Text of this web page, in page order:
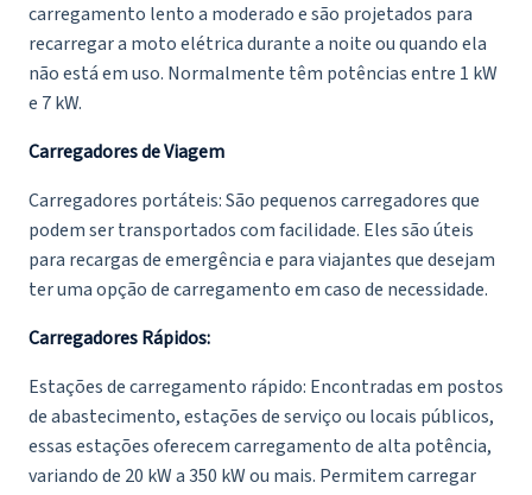
carregamento lento a moderado e são projetados para
recarregar a moto elétrica durante a noite ou quando ela
não está em uso. Normalmente têm potências entre 1 kW
e 7 kW.
Carregadores de Viagem
Carregadores portáteis: São pequenos carregadores que
podem ser transportados com facilidade. Eles são úteis
para recargas de emergência e para viajantes que desejam
ter uma opção de carregamento em caso de necessidade.
Carregadores Rápidos:
Estações de carregamento rápido: Encontradas em postos
de abastecimento, estações de serviço ou locais públicos,
essas estações oferecem carregamento de alta potência,
variando de 20 kW a 350 kW ou mais. Permitem carregar